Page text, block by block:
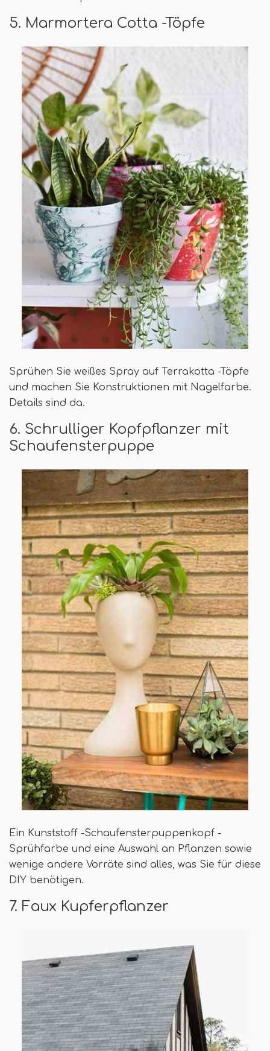
5. Marmortera Cotta -Töpfe
Sprühen Sie weißes Spray auf Terrakotta -Töpfe
und machen Sie Konstruktionen mit Nagelfarbe.
Details sind da.
6. Schrulliger Kopfpflanzer mit
Schaufensterpuppe
Ein Kunststoff -Schaufensterpuppenkopf -
Sprühfarbe und eine Auswahl an Pflanzen sowie
wenige andere Vorräte sind alles, was Sie für diese
DIY benötigen.
7. Faux Kupferpflanzer